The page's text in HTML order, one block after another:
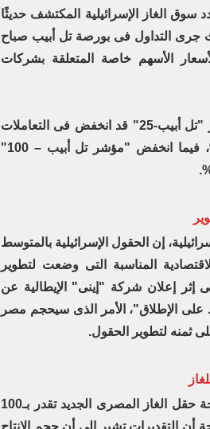
سوق الغاز الإسرائيلية المكتشف حديثًا
جرى التداول فى بورصة تل أبيب صباح
الأسهم خاصة المتعلقة بشركات
وقالت الإذاعة العامة الإسرائيلية، إن مؤشر "تل أبيب-25" قد انخفض فى التعاملات
الصباحية للبورصة الإسرائيلية بنسبة 1.8%، فيما انخفض "مؤشر تل أبيب – 100"
إن الحقول الإسرائيلية بالمتوسط
المناسبة التى وضعت لتطوير
إثر إعلان شركة "إينى" الإيطالية عن
الإطلاق"، الأمر الذى سيحجم مصر
ثمنه لتطوير الحقول.
ولفتت وسائل الإعلام العبرية إلى أن مساحة حقل الغاز المصرى الجديد تقدر بـ100